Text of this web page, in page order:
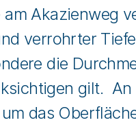
Akazienweg
verrohrter
die
gilt.
das